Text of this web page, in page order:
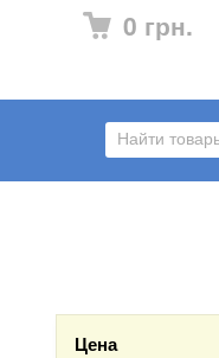
0 грн.
Цена